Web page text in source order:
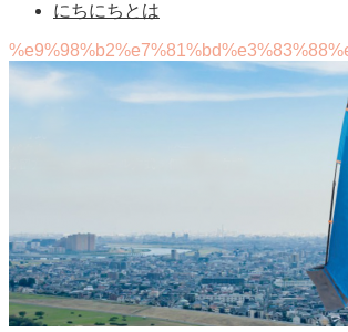
にちにちとは